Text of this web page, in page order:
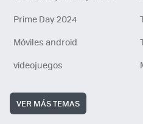
Prime Day 2024
Móviles android
videojuegos
VER MÁS TEMAS